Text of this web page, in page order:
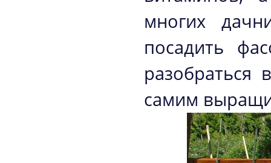
многих
посадить
разобраться
самим